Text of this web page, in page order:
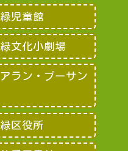
緑児童館
緑文化小劇場
アラン・プーサン
緑区役所